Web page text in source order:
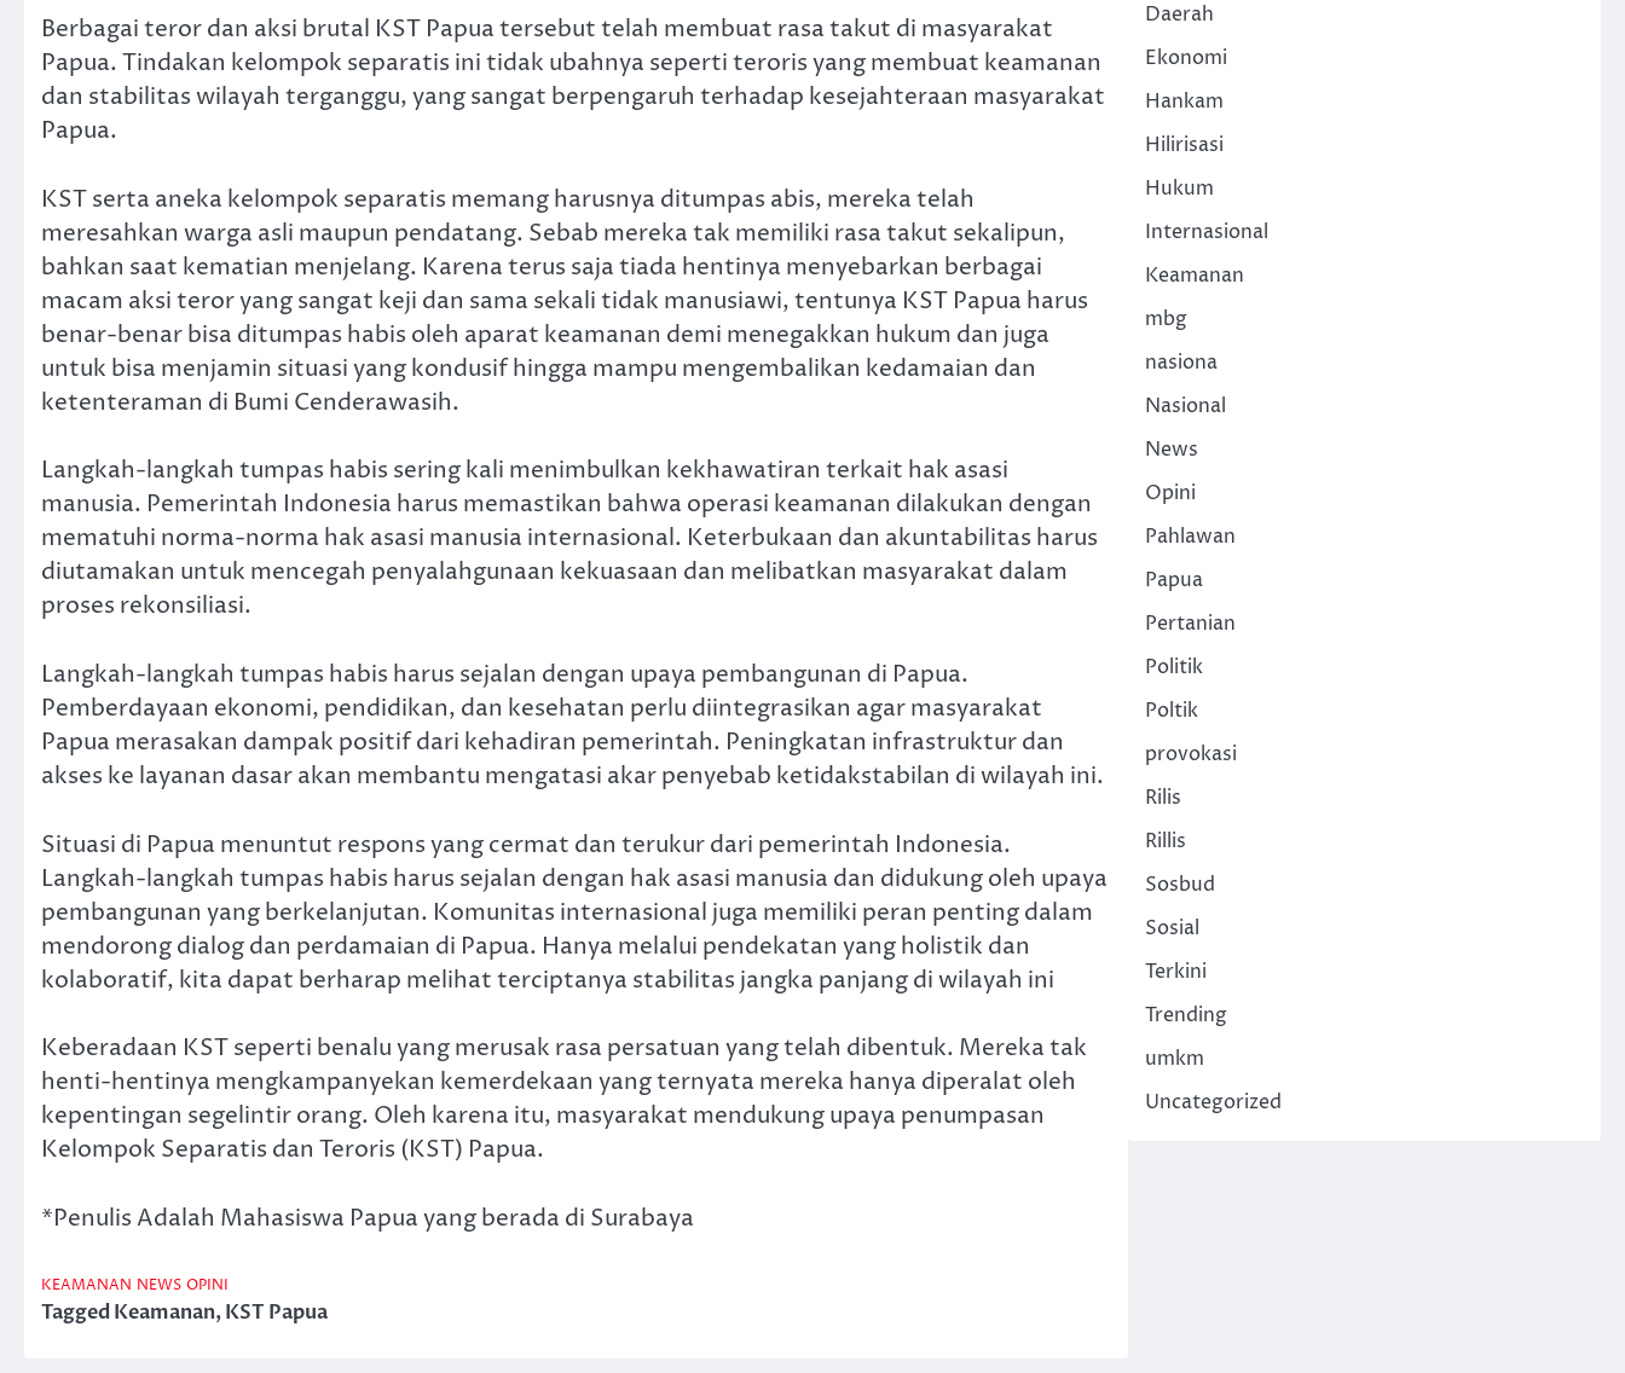
Berbagai teror dan aksi brutal KST Papua tersebut telah membuat rasa takut di masyarakat
Papua. Tindakan kelompok separatis ini tidak ubahnya seperti teroris yang membuat keamanan
dan stabilitas wilayah terganggu, yang sangat berpengaruh terhadap kesejahteraan masyarakat
Papua.
KST serta aneka kelompok separatis memang harusnya ditumpas abis, mereka telah
meresahkan warga asli maupun pendatang. Sebab mereka tak memiliki rasa takut sekalipun,
bahkan saat kematian menjelang. Karena terus saja tiada hentinya menyebarkan berbagai
macam aksi teror yang sangat keji dan sama sekali tidak manusiawi, tentunya KST Papua harus
benar-benar bisa ditumpas habis oleh aparat keamanan demi menegakkan hukum dan juga
untuk bisa menjamin situasi yang kondusif hingga mampu mengembalikan kedamaian dan
ketenteraman di Bumi Cenderawasih.
Langkah-langkah tumpas habis sering kali menimbulkan kekhawatiran terkait hak asasi
manusia. Pemerintah Indonesia harus memastikan bahwa operasi keamanan dilakukan dengan
mematuhi norma-norma hak asasi manusia internasional. Keterbukaan dan akuntabilitas harus
diutamakan untuk mencegah penyalahgunaan kekuasaan dan melibatkan masyarakat dalam
proses rekonsiliasi.
Langkah-langkah tumpas habis harus sejalan dengan upaya pembangunan di Papua.
Pemberdayaan ekonomi, pendidikan, dan kesehatan perlu diintegrasikan agar masyarakat
Papua merasakan dampak positif dari kehadiran pemerintah. Peningkatan infrastruktur dan
akses ke layanan dasar akan membantu mengatasi akar penyebab ketidakstabilan di wilayah ini.
Situasi di Papua menuntut respons yang cermat dan terukur dari pemerintah Indonesia.
Langkah-langkah tumpas habis harus sejalan dengan hak asasi manusia dan didukung oleh upaya
pembangunan yang berkelanjutan. Komunitas internasional juga memiliki peran penting dalam
mendorong dialog dan perdamaian di Papua. Hanya melalui pendekatan yang holistik dan
kolaboratif, kita dapat berharap melihat terciptanya stabilitas jangka panjang di wilayah ini
Keberadaan KST seperti benalu yang merusak rasa persatuan yang telah dibentuk. Mereka tak
henti-hentinya mengkampanyekan kemerdekaan yang ternyata mereka hanya diperalat oleh
kepentingan segelintir orang. Oleh karena itu, masyarakat mendukung upaya penumpasan
Kelompok Separatis dan Teroris (KST) Papua.
*Penulis Adalah Mahasiswa Papua yang berada di Surabaya
KEAMANAN NEWS OPINI
TaggedKeamanan,KST Papua
Daerah
Ekonomi
Hankam
Hilirisasi
Hukum
Internasional
Keamanan
mbg
nasiona
Nasional
News
Opini
Pahlawan
Papua
Pertanian
Politik
Poltik
provokasi
Rilis
Rillis
Sosbud
Sosial
Terkini
Trending
umkm
Uncategorized